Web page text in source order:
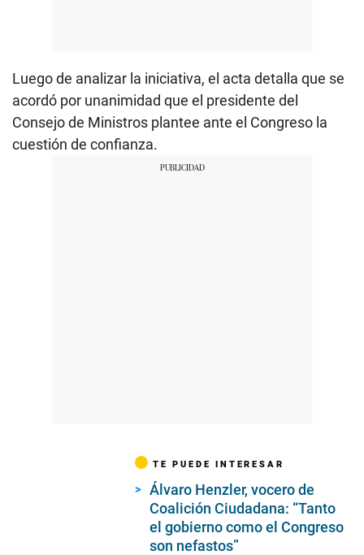
Luego de analizar la iniciativa, el acta detalla que se
acordó por unanimidad que el presidente del
Consejo de Ministros plantee ante el Congreso la
cuestión de confianza.
TE PUEDE INTERESAR
Álvaro Henzler, vocero de
Coalición Ciudadana: “Tanto
el gobierno como el Congreso
son nefastos”